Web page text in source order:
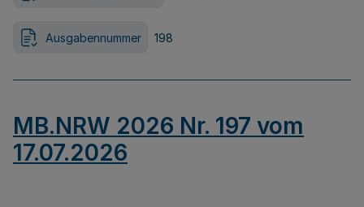
Ausgabennummer 198
MB.NRW 2026 Nr. 197 vom
17.07.2026